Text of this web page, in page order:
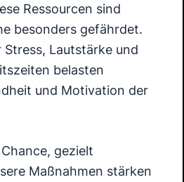
Ressourcen sind
besonders gefährdet.
Lautstärke und
belasten
und Motivation der
gezielt
Maßnahmen stärken